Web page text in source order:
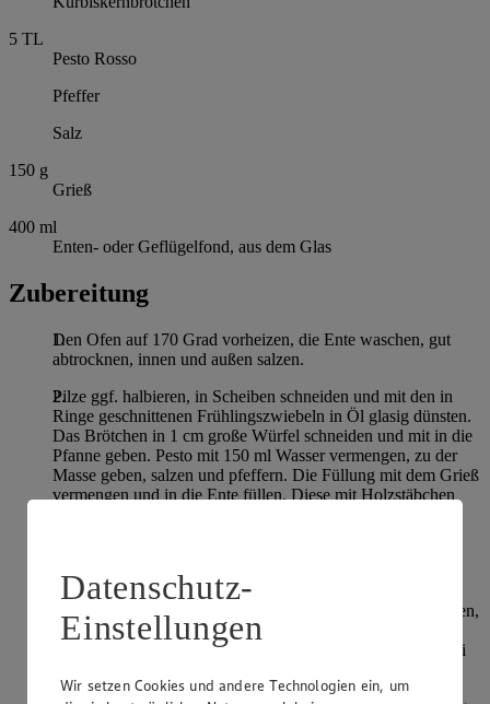
5 TL
Pesto Rosso
Pfeffer
Salz
150 g
Grieß
400 ml
Enten- oder Geflügelfond, aus dem Glas
Zubereitung
Den Ofen auf 170 Grad vorheizen, die Ente waschen, gut
abtrocknen, innen und außen salzen.
Pilze ggf. halbieren, in Scheiben schneiden und mit den in
Ringe geschnittenen Frühlingszwiebeln in Öl glasig dünsten.
Das Brötchen in 1 cm große Würfel schneiden und mit in die
Pfanne geben. Pesto mit 150 ml Wasser vermengen, zu der
Masse geben, salzen und pfeffern. Die Füllung mit dem Grieß
vermengen und in die Ente füllen. Diese mit Holzstäbchen
Die Ente wird nun ca. 1 1/2 Std. im offenen Bräter auf der
mittleren Schiene gegart. Anschließend den Fond abschöpfen,
die Ente mit Salzwasser (1 Tasse Wasser mit 1 TL Salz)
bestreichen und nochmals 30 Minuten im offenen Bräter bei
Datenschutz-
Einstellungen
Wir setzen Cookies und andere Technologien ein, um